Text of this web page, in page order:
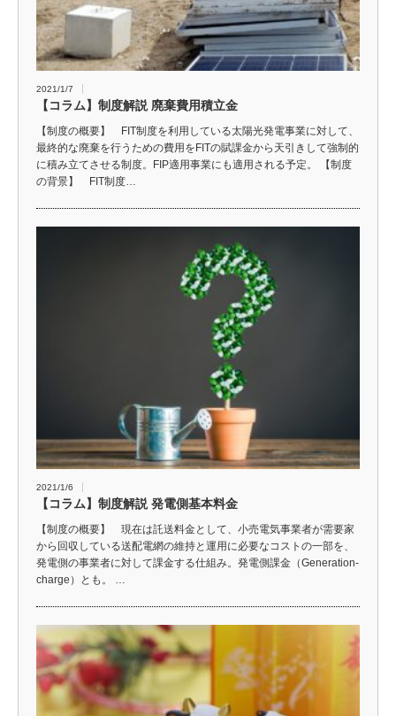
2021/1/7
【コラム】制度解説 廃棄費用積立金
【制度の概要】 FIT制度を利用している太陽光発電事業に対して、
最終的な廃棄を行うための費用をFITの賦課金から天引きして強制的
に積み立てさせる制度。FIP適用事業にも適用される予定。 【制度
の背景】 FIT制度…
2021/1/6
【コラム】制度解説 発電側基本料金
【制度の概要】 現在は託送料金として、小売電気事業者が需要家
から回収している送配電網の維持と運用に必要なコストの一部を、
発電側の事業者に対して課金する仕組み。発電側課金（Generation-
charge）とも。 …